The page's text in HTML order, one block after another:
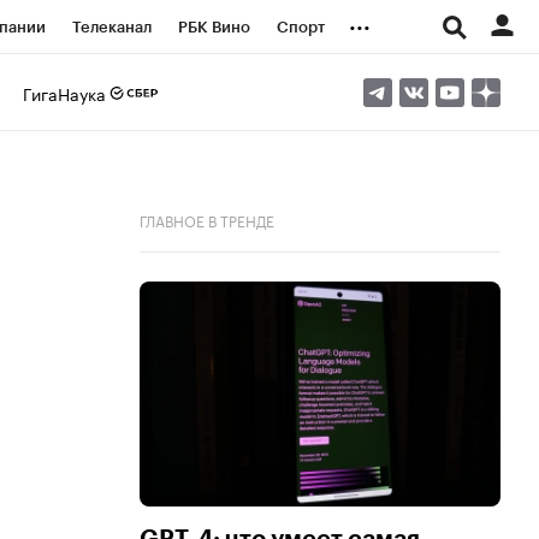
Телеканал РБК Вино Спорт ...
ГигаНаука
ГЛАВНОЕ В ТРЕНДЕ